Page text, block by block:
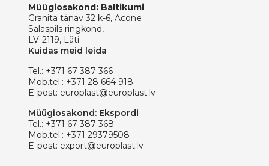
Müügiosakond: Baltikumi
Granita tänav 32 k-6, Acone
Salaspils ringkond,
LV-2119, Läti
Kuidas meid leida
Tel.: +371 67 387 366
Mob.tel.: +371 28 664 918
E-post: europlast@europlast.lv
Müügiosakond: Ekspordi
Tel.: +371 67 387 368
Mob.tel.: +371 29379508
E-post: export@europlast.lv